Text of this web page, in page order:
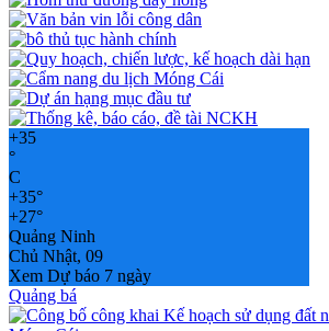
+35
°
C
+35°
+27°
Quảng Ninh
Chủ Nhật, 09
Xem Dự báo 7 ngày
Quảng bá